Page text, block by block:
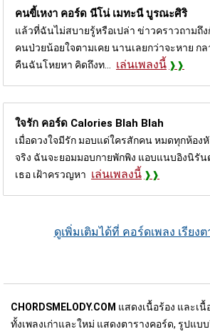
คนขี้เหงา คอร์ด นีโน่ เมทะนี บูรณะศิริ
แล้วที่ฉันไม่สบายรู้หรือเปล่า ข่าวคราวถามถึง
คนป่วยน้อยใจตามเคย นานเลยกว่าจะหาย ก
คืนฉันโหยหา คิดถึงท...
เล่นเพลงนี้
ใจรัก คอร์ด Calories Blah Blah
เมื่อดวงใจมีรัก มอบแด่ใครสักคน หมดทุกห้อง
จริง ฉันจะยอมมอบกายพักพิง แอบแนบอิงนิรัน
เธอ เฝ้าครวญหา เล่นเพลงนี้
ดูเพิ่มเติมได้ที่ คอร์ดเพลง เรียง
CHORDSMELODY.COM แสดงเนื้อร้อง และเ
ทั้งเพลงเก่าและใหม่ แสดงตารางคอร์ด, รูปแบ